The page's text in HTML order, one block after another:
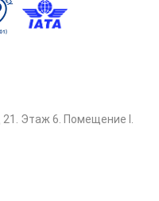
Этаж 6. Помещение I.